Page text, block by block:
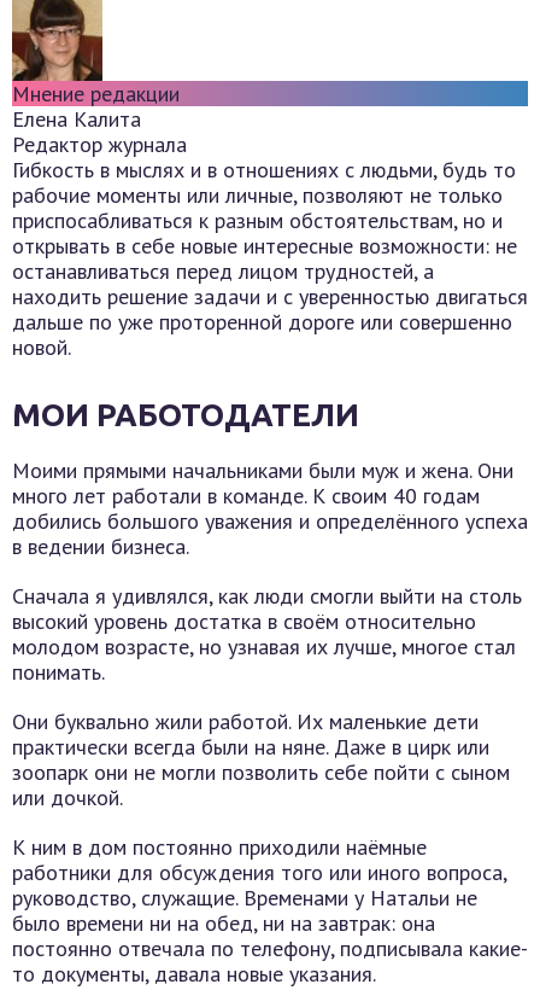
Мнение редакции
Елена Калита
Редактор журнала
Гибкость в мыслях и в отношениях с людьми, будь то
рабочие моменты или личные, позволяют не только
приспосабливаться к разным обстоятельствам, но и
открывать в себе новые интересные возможности: не
останавливаться перед лицом трудностей, а
находить решение задачи и с уверенностью двигаться
дальше по уже проторенной дороге или совершенно
новой.
МОИ РАБОТОДАТЕЛИ
Моими прямыми начальниками были муж и жена. Они
много лет работали в команде. К своим 40 годам
добились большого уважения и определённого успеха
в ведении бизнеса.
Сначала я удивлялся, как люди смогли выйти на столь
высокий уровень достатка в своём относительно
молодом возрасте, но узнавая их лучше, многое стал
понимать.
Они буквально жили работой. Их маленькие дети
практически всегда были на няне. Даже в цирк или
зоопарк они не могли позволить себе пойти с сыном
или дочкой.
К ним в дом постоянно приходили наёмные
работники для обсуждения того или иного вопроса,
руководство, служащие. Временами у Натальи не
было времени ни на обед, ни на завтрак: она
постоянно отвечала по телефону, подписывала какие-
то документы, давала новые указания.